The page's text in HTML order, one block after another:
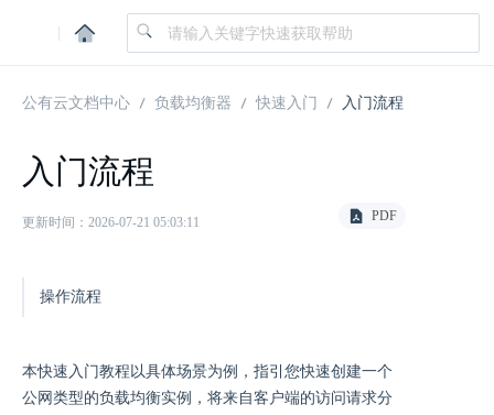
|
公有云文档中心 负载均衡器 快速入门 入门流程
入门流程
更新时间：2026-07-21 05:03:11 PDF
操作流程
本快速入门教程以具体场景为例，指引您快速创建一个
公网类型的负载均衡实例，将来自客户端的访问请求分